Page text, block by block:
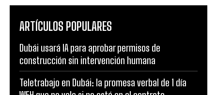
ARTÍCULOS POPULARES
Dubái usará IA para aprobar permisos de
construcción sin intervención humana
Teletrabajo en Dubái: la promesa verbal de 1 día